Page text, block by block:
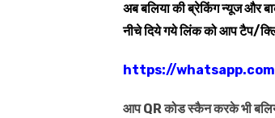
अब बलिया की ब्रेकिंग न्यूज और
नीचे दिये गये लिंक को आप टैप/
https://
आप QR कोड स्कैन करके भी